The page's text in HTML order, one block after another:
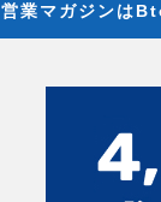
営業マガジンは